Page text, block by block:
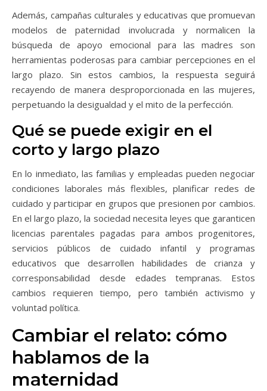
Además, campañas culturales y educativas que promuevan
modelos de paternidad involucrada y normalicen la
búsqueda de apoyo emocional para las madres son
herramientas poderosas para cambiar percepciones en el
largo plazo. Sin estos cambios, la respuesta seguirá
recayendo de manera desproporcionada en las mujeres,
perpetuando la desigualdad y el mito de la perfección.
Qué se puede exigir en el
corto y largo plazo
En lo inmediato, las familias y empleadas pueden negociar
condiciones laborales más flexibles, planificar redes de
cuidado y participar en grupos que presionen por cambios.
En el largo plazo, la sociedad necesita leyes que garanticen
licencias parentales pagadas para ambos progenitores,
servicios públicos de cuidado infantil y programas
educativos que desarrollen habilidades de crianza y
corresponsabilidad desde edades tempranas. Estos
cambios requieren tiempo, pero también activismo y
voluntad política.
Cambiar el relato: cómo
hablamos de la
maternidad